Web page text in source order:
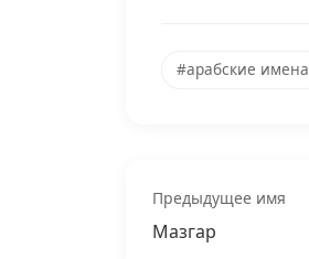
#арабские имена
Предыдущее имя
Мазгар